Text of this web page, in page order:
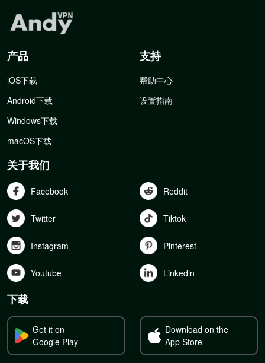
产品
iOS下载
Android下载
Windows下载
macOS下载
支持
帮助中心
设置指南
关于我们
Facebook Reddit
Twitter Tiktok
Instagram Pinterest
Youtube Linkedln
下载
Get it on
Google Play
Download on the
App Store